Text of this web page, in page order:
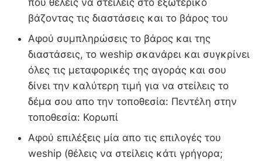
που θέλεις να στείλεις στο εξωτερικό
βάζοντας τις διαστάσεις και το βάρος του
Αφού συμπληρώσεις το βάρος και της
διαστάσεις, το weship σκανάρει και συγκρίνει
όλες τις μεταφορικές της αγοράς και σου
δίνει την καλύτερη τιμή για να στείλεις το
δέμα σου απο την τοποθεσία: Πεντέλη στην
τοποθεσία: Κορωπί
Αφού επιλέξεις μία απο τις επιλογές του
weship (θέλεις να στείλεις κάτι γρήγορα;